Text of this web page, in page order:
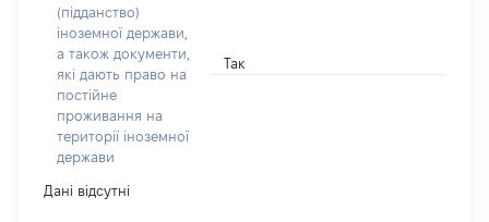
(підданство)
іноземної держави,
а також документи,
які дають право на
постійне
проживання на
території іноземної
держави
Так
Дані відсутні